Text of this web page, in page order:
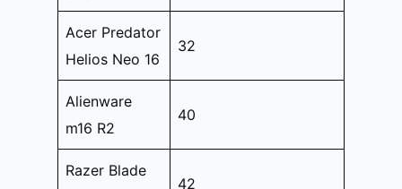
Acer Predator
Helios Neo 16
32
Alienware
m16 R2
40
Razer Blade
42